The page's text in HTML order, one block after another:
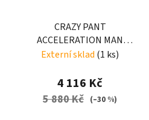
CRAZY PANT
ACCELERATION MAN
BRICK
Externí sklad (1 ks)
4 116 Kč
5 880 Kč (–30 %)